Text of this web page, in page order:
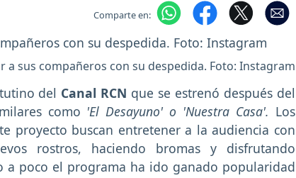
Comparte en:
a sus compañeros con su despedida. Foto: Instagram
del Canal RCN que se estrenó después del
como 'El Desayuno' o 'Nuestra Casa'. Los
proyecto buscan entretener a la audiencia con
rostros, haciendo bromas y disfrutando
a poco el programa ha ido ganado popularidad